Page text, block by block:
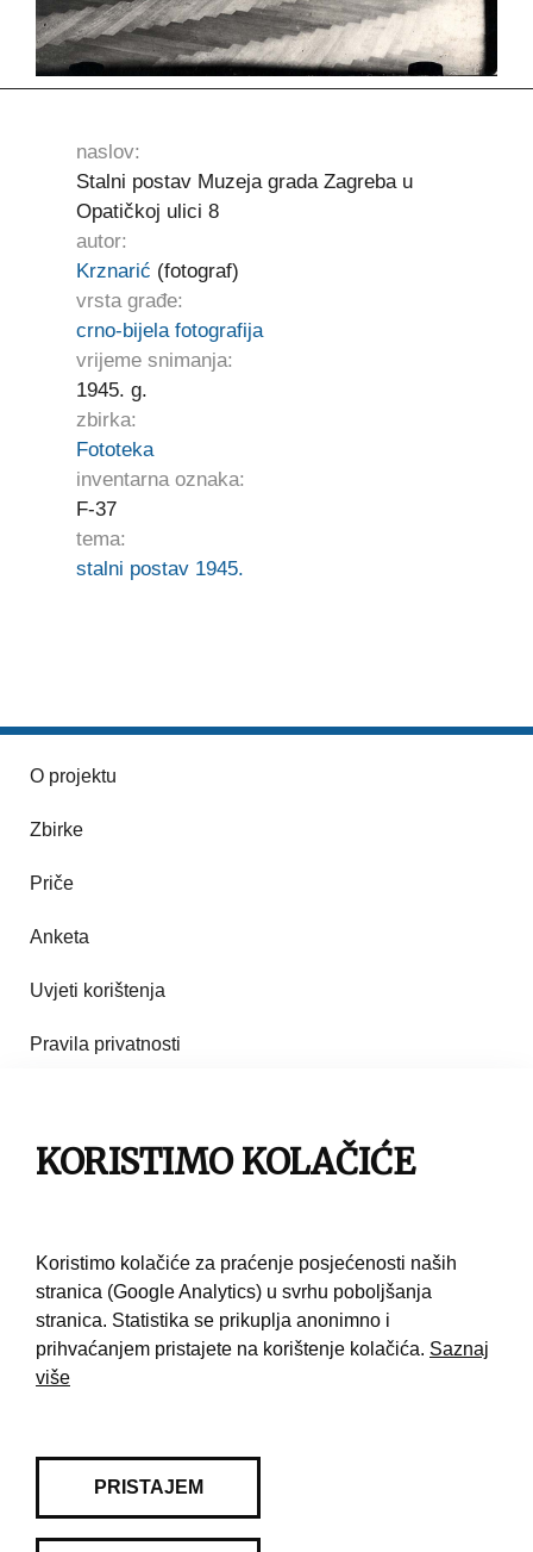
naslov:
Stalni postav Muzeja grada Zagreba u
Opatičkoj ulici 8
autor:
Krznarić (fotograf)
vrsta građe:
crno-bijela fotografija
vrijeme snimanja:
1945. g.
zbirka:
Fototeka
inventarna oznaka:
F-37
tema:
stalni postav 1945.
O projektu
Zbirke
Priče
Anketa
Uvjeti korištenja
Pravila privatnosti
Pravila korištenja
KORISTIMO KOLAČIĆE
Koristimo kolačiće za praćenje posjećenosti naših
stranica (Google Analytics) u svrhu poboljšanja
stranica. Statistika se prikuplja anonimno i
prihvaćanjem pristajete na korištenje kolačića. Saznaj
više
PRISTAJEM